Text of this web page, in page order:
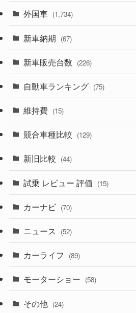
(1,320)
(329)
(356)
(328)
(194)
(230)
(253)
外国車 (1,734)
(242)
(85)
(84)
(222)
(50)
(43)
(6)
(9)
(58)
(28)
(27)
(26)
新車納期 (67)
(28)
(8)
(3)
(3)
(5)
(1)
新車販売台数 (226)
(21)
(5)
(7)
(5)
自動車ランキング (75)
維持費 (15)
競合車種比較 (129)
新旧比較 (44)
試乗 レビュー 評価 (15)
カーナビ (70)
ニュース (52)
カーライフ (89)
モーターショー (58)
その他 (24)